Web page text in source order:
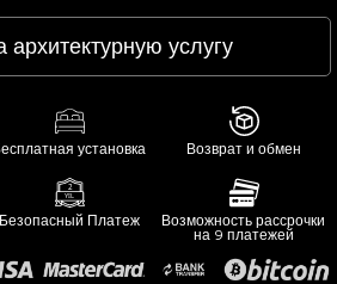
архитектурную услугу
установка Возврат и обмен
Безопасный Платеж
Возможность рассрочки
на 9 платежей